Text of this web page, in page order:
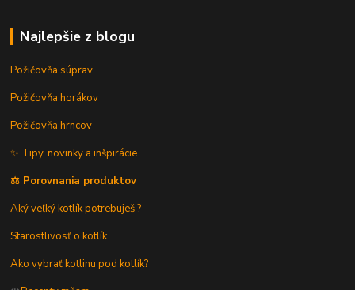
Najlepšie z blogu
Požičovňa súprav
Požičovňa horákov
Požičovňa hrncov
✨ Tipy, novinky a inšpirácie
⚖️ Porovnania produktov
Aký veľký kotlík potrebuješ ?
Starostlivosť o kotlík
Ako vybrať kotlinu pod kotlík?